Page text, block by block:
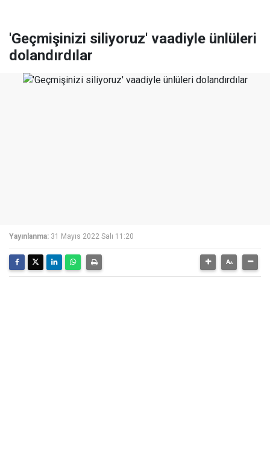
'Geçmişinizi siliyoruz' vaadiyle ünlüleri
dolandırdılar
Yayınlanma: 31 Mayıs 2022 Salı 11:20